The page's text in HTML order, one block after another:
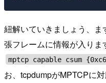
紐解いていきましょう、
張フレームに情報が入りま
mptcp capable csum
お、tcpdumpがMPTCPに